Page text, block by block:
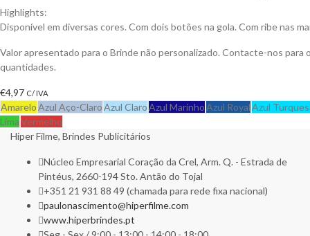
Highlights:
Disponível em diversas cores. Com dois botões na gola. Com ribe nas
Valor apresentado para o Brinde não personalizado. Contacte-nos
quantidades.
€4,97 C/ IVA
AmareloAzul Aço-ClaroAzul ClaroAzul MarinhoAzul RoyalAzul
LimaVermelho
Hiper Filme, Brindes Publicitários
Núcleo Empresarial Coração da Crel, Arm. Q. - Estrada de
Pintéus, 2660-194 Sto. Antão do Tojal
+351 21 931 88 49 (chamada para rede fixa nacional)
paulonascimento@hiperfilme.com
www.hiperbrindes.pt